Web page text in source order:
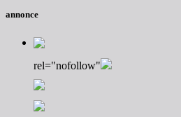
annonce
rel="nofollow"